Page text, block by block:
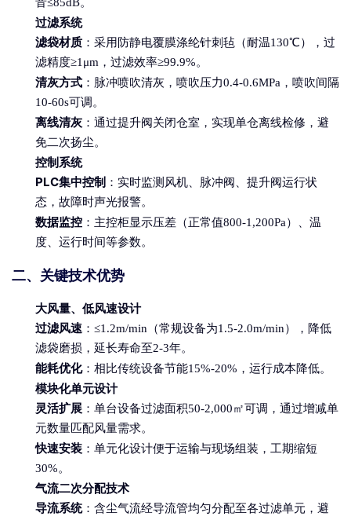
过滤系统
滤袋材质 ：采用防静电覆膜涤纶针刺毡（耐温130℃），过
滤精度≥1μm，过滤效率≥99.9%。
清灰方式 ：脉冲喷吹清灰，喷吹压力0.4-0.6MPa，喷吹间隔
10-60s可调。
离线清灰 ：通过提升阀关闭仓室，实现单仓离线检修，避
免二次扬尘。
控制系统
PLC集中控制 ：实时监测风机、脉冲阀、提升阀运行状
态，故障时声光报警。
数据监控 ：主控柜显示压差（正常值800-1,200Pa）、温
度、运行时间等参数。
二、关键技术优势
大风量、低风速设计
过滤风速 ：≤1.2m/min（常规设备为1.5-2.0m/min），降低
滤袋磨损，延长寿命至2-3年。
能耗优化：相比传统设备节能15%-20%，运行成本降低。
模块化单元设计
灵活扩展 ：单台设备过滤面积50-2,000㎡可调，通过增减单
元数量匹配风量需求。
快速安装 ：单元化设计便于运输与现场组装，工期缩短
30%。
气流二次分配技术
导流系统：含尘气流经导流管均匀分配至各过滤单元，避